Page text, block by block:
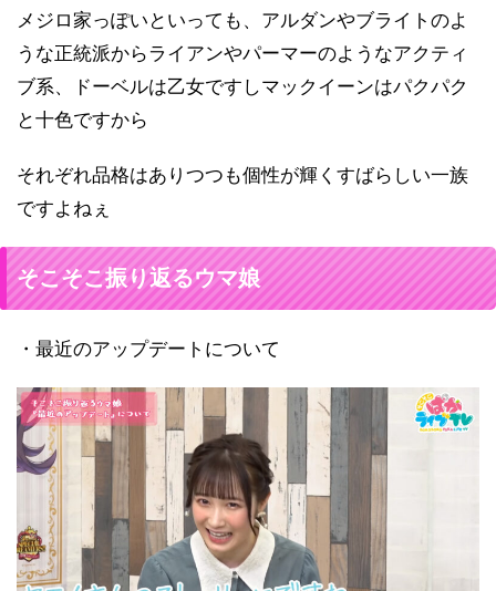
メジロ家っぽいといっても、アルダンやブライトのよ
うな正統派からライアンやパーマーのようなアクティ
ブ系、ドーベルは乙女ですしマックイーンはパクパク
と十色ですから
それぞれ品格はありつつも個性が輝くすばらしい一族
ですよねぇ
そこそこ振り返るウマ娘
・最近のアップデートについて